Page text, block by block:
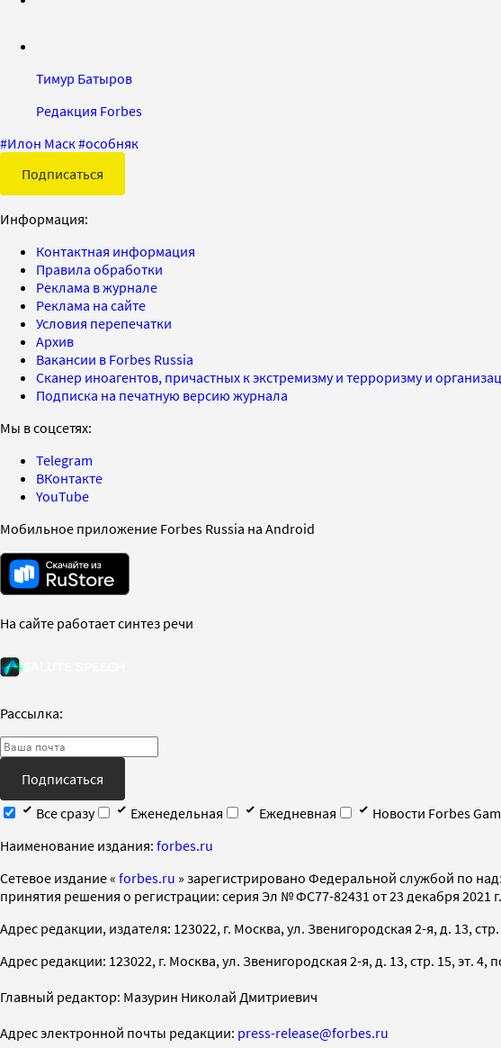
Тимур Батыров
Редакция Forbes
#Илон Маск#особняк
Подписаться
Информация:
Контактная информация
Правила обработки
Реклама в журнале
Реклама на сайте
Условия перепечатки
Архив
Вакансии в Forbes Russia
Сканер иноагентов, причастных к экстремизму и терроризму и
Подписка на печатную версию журнала
Мы в соцсетях:
Telegram
ВКонтакте
YouTube
Мобильное приложение Forbes Russia на Android
На сайте работает синтез речи
Рассылка:
Подписаться
Все сразу
Еженедельная Ежедневная
Новости Forbes
Наименование издания: forbes.ru
Cетевое издание « forbes.ru » зарегистрировано Федеральной службой по
принятия решения о регистрации: серия Эл № ФС77-82431 от 23 декабря 2021 г.
Адрес редакции, издателя: 123022, г. Москва, ул. Звенигородская 2-я, д. 13, стр.
Адрес редакции: 123022, г. Москва, ул. Звенигородская 2-я, д. 13, стр. 15, эт. 4,
Главный редактор: Мазурин Николай Дмитриевич
Адрес электронной почты редакции: press-release@forbes.ru